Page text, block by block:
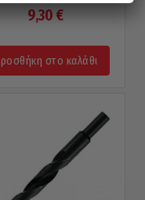
9,30€
στο καλάθι